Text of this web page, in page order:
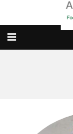
dove MANGIARE